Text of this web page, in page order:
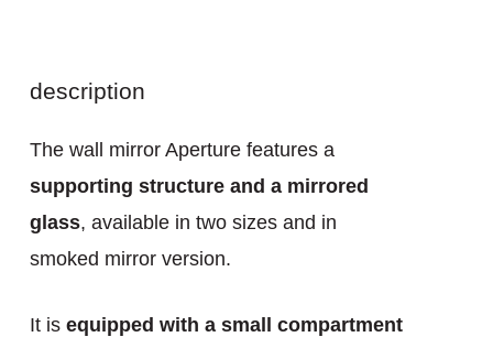
description
The wall mirror Aperture features a
supporting structure and a mirrored
glass, available in two sizes and in
smoked mirror version.
It is equipped with a small compartment